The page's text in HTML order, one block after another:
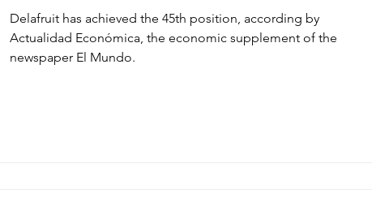
Delafruit has achieved the 45th position, according by
Actualidad Económica, the economic supplement of the
newspaper El Mundo.